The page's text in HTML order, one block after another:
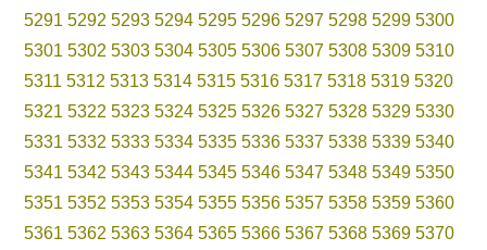
5291 5292 5293 5294 5295 5296 5297 5298 5299 5300
5301 5302 5303 5304 5305 5306 5307 5308 5309 5310
5311 5312 5313 5314 5315 5316 5317 5318 5319 5320
5321 5322 5323 5324 5325 5326 5327 5328 5329 5330
5331 5332 5333 5334 5335 5336 5337 5338 5339 5340
5341 5342 5343 5344 5345 5346 5347 5348 5349 5350
5351 5352 5353 5354 5355 5356 5357 5358 5359 5360
5361 5362 5363 5364 5365 5366 5367 5368 5369 5370